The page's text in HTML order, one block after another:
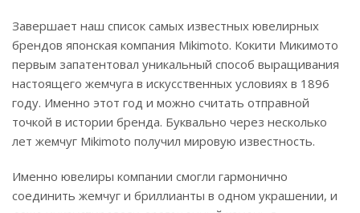
Завершает наш список самых известных ювелирных
брендов японская компания Mikimoto. Кокити Микимото
первым запатентовал уникальный способ выращивания
настоящего жемчуга в искусственных условиях в 1896
году. Именно этот год и можно считать отправной
точкой в истории бренда. Буквально через несколько
лет жемчуг Mikimoto получил мировую известность.
Именно ювелиры компании смогли гармонично
соединить жемчуг и бриллианты в одном украшении, и